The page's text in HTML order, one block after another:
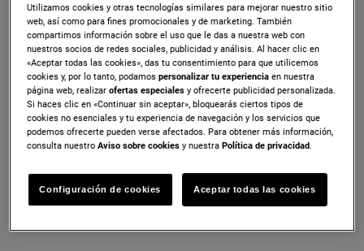
ZWT816PCWA
Lavadora secadora integrable de 8.0 kg
Ficha de información del producto
tener en cuenta, descritas según la Norma UE 2023/988, se
enumeran en los capítulos I y II del manual de usuario. Para
utilizar su producto con seguridad lea, por favor, el manual de
usuario en su totalidad.
Utilizamos cookies y otras tecnologías similares para mejorar nuestro sitio
web, así como para fines promocionales y de marketing. También
compartimos información sobre el uso que le das a nuestra web con
nuestros socios de redes sociales, publicidad y análisis. Al hacer clic en
«Aceptar todas las cookies», das tu consentimiento para que utilicemos
cookies y, por lo tanto, podamospersonalizar tu experienciaen nuestra
página web, realizarofertas especiales y ofrecerte publicidad personalizada.
Si haces clic en «Continuar sin aceptar», bloquearás ciertos tipos de
cookies no esenciales y tu experiencia de navegación y los servicios que
podemos ofrecerte pueden verse afectados. Para obtener más información,
consulta nuestroAviso sobre cookies y nuestraPolítica de privacidad
Configuración de cookies Aceptar todas las cookies